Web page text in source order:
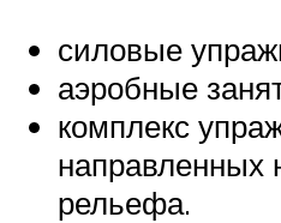
силовые
аэробные
комплекс
направленных
рельефа.